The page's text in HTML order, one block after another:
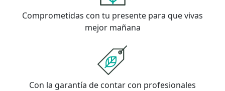
Comprometidas con tu presente para que vivas
mejor mañana
Con la garantía de contar con profesionales